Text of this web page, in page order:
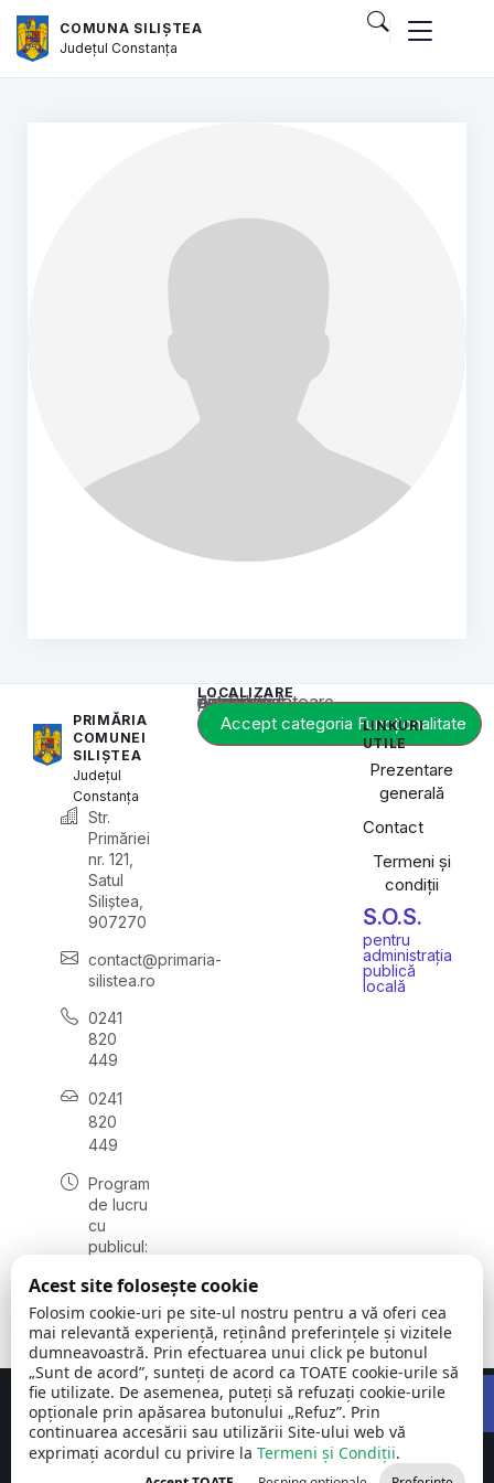
COMUNA SILIȘTEA
JudețulConstanța
PRIMĂRIA
COMUNEI
SILIȘTEA
Județul
Constanța
Str.
Primăriei
nr. 121,
Satul
Siliștea,
907270
contact@primaria-
silistea.ro
0241
820
449
0241
820
449
Program
de lucru
cu
publicul:
vineri
08:00 –
16:00
LOCALIZARE
Acest conținut este blocat până când acceptați categoria corespunzătoare de cookie-uri.
Accept categoria Funcționalitate
LINKURI
UTILE
Prezentare
generală
Contact
Termeni și
condiții
S.O.S.
pentru
administrația
publică
locală
Comuna Siliștea©
2026
Toate
drepturile
Concept realizat deBig Media Relații Publice SRL
Acest site folosește cookie
Folosim cookie-uri pe site-ul nostru pentru a vă oferi cea
mai relevantă experiență, reținând preferințele și vizitele
dumneavoastră. Prin efectuarea unui click pe butonul
„Sunt de acord”, sunteți de acord ca TOATE cookie-urile să
fie utilizate. De asemenea, puteți să refuzați cookie-urile
opționale prin apăsarea butonului „Refuz”. Prin
continuarea accesării sau utilizării Site-ului web vă
exprimați acordul cu privire la Termeni și Condiții.